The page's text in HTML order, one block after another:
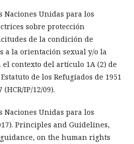
Naciones Unidas para los
sobre protección
de la condición de
a la orientación sexual y/o la
contexto del artículo 1A (2) de
de los Refugiados de 1951
IP/12/09).
Naciones Unidas para los
Principles and Guidelines,
on the human rights